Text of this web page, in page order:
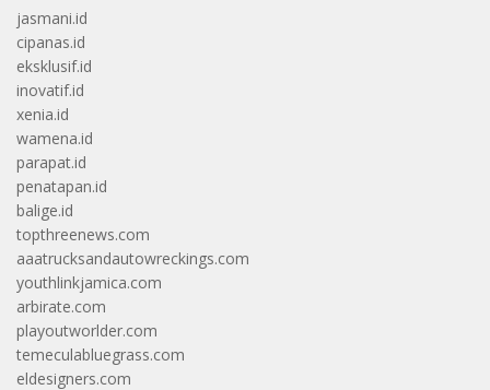
jasmani.id
cipanas.id
eksklusif.id
inovatif.id
xenia.id
wamena.id
parapat.id
penatapan.id
balige.id
topthreenews.com
aaatrucksandautowreckings.com
youthlinkjamica.com
arbirate.com
playoutworlder.com
temeculabluegrass.com
eldesigners.com